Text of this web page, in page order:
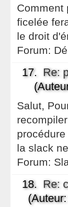
Comment
ficelée
le droit
Forum:
17. Re:
Salut,
la slack
Forum:
18. Re: